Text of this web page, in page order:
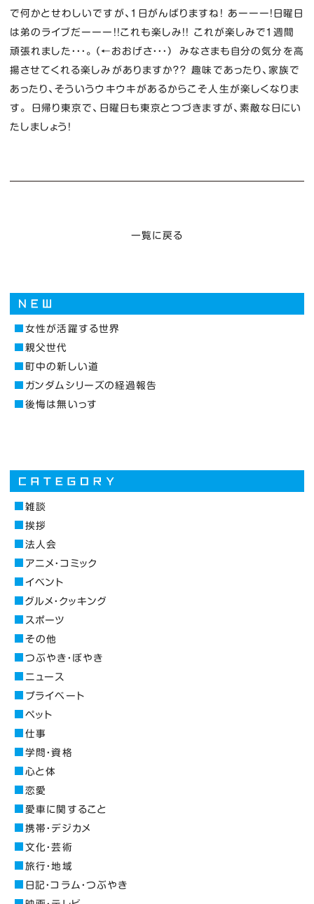
で何かとせわしいですが、１日がんばりますね！ あーーー！日曜日
は弟のライブだーーー！！これも楽しみ！！ これが楽しみで１週間
頑張れました・・・。（←おおげさ・・・） みなさまも自分の気分を高
揚させてくれる楽しみがありますか？？ 趣味であったり、家族で
あったり、そういうウキウキがあるからこそ人生が楽しくなりま
す。 日帰り東京で、日曜日も東京とつづきますが、素敵な日にい
たしましょう！
一覧に戻る
女性が活躍する世界
親父世代
町中の新しい道
ガンダムシリーズの経過報告
後悔は無いっす
雑談
挨拶
法人会
アニメ・コミック
イベント
グルメ・クッキング
スポーツ
その他
つぶやき・ぼやき
ニュース
プライベート
ペット
仕事
学問・資格
心と体
恋愛
愛車に関すること
携帯・デジカメ
文化・芸術
旅行・地域
日記・コラム・つぶやき